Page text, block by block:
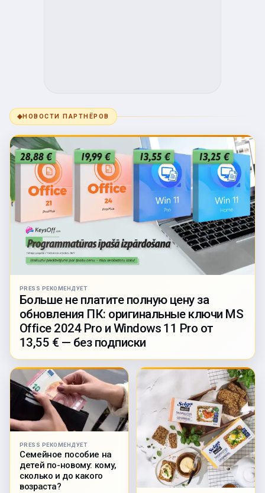
◆НОВОСТИ ПАРТНЁРОВ
PRESS РЕКОМЕНДУЕТ
Больше не платите полную цену за
обновления ПК: оригинальные ключи MS
Office 2024 Pro и Windows 11 Pro от
13,55 € — без подписки
PRESS РЕКОМЕНДУЕТ
Семейное пособие на
детей по-новому: кому,
сколько и до какого
возраста?